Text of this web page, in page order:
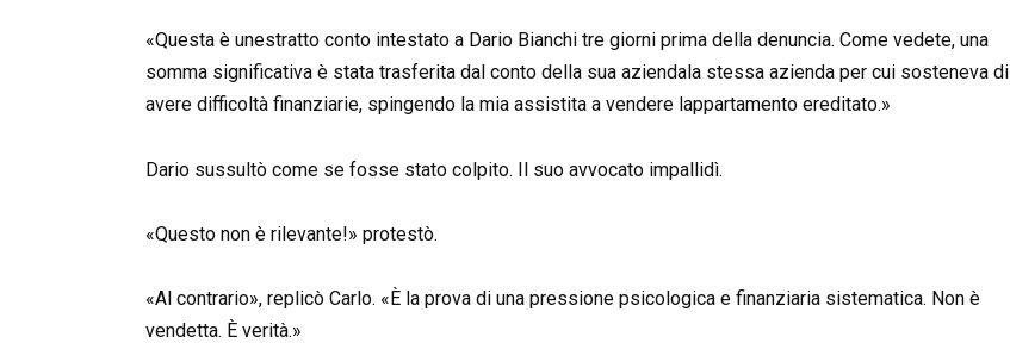
«Questa è unestratto conto intestato a Dario Bianchi tre giorni prima della denuncia. Come vedete, una
somma significativa è stata trasferita dal conto della sua aziendala stessa azienda per cui sosteneva di
avere difficoltà finanziarie, spingendo la mia assistita a vendere lappartamento ereditato.»
Dario sussultò come se fosse stato colpito. Il suo avvocato impallidì.
«Questo non è rilevante!» protestò.
«Al contrario», replicò Carlo. «È la prova di una pressione psicologica e finanziaria sistematica. Non è
vendetta. È verità.»